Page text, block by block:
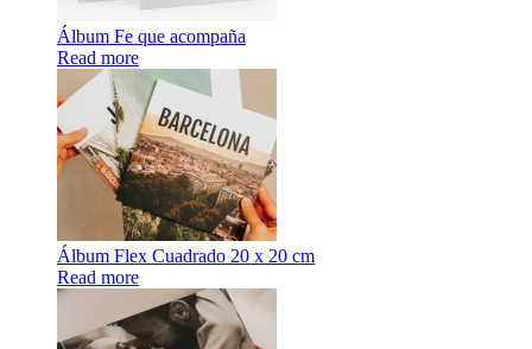
Álbum Fe que acompaña
Read more
Álbum Flex Cuadrado 20 x 20 cm
Read more